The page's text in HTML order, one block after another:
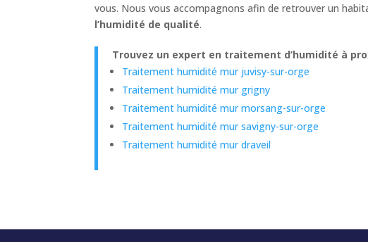
vous. Nous vous accompagnons afin de retrouver un
l’humidité de qualité.
Trouvez un expert en traitement d’humidité à
Traitement humidité mur juvisy-sur-orge
Traitement humidité mur grigny
Traitement humidité mur morsang-sur-orge
Traitement humidité mur savigny-sur-orge
Traitement humidité mur draveil